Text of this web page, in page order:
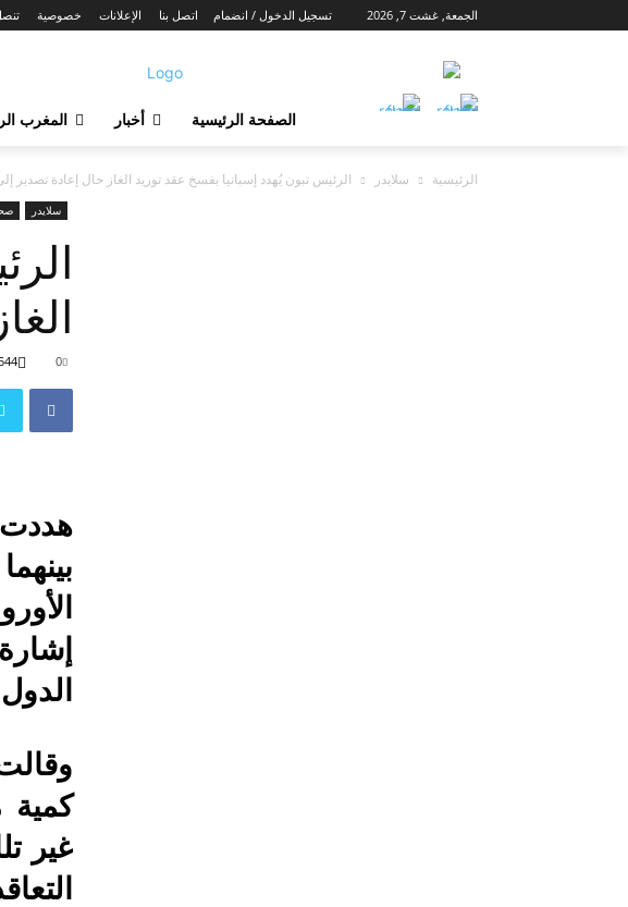
الجمعة, غشت 7, 2026 تسجيل الدخول / انضمام خصوصية الإعلانات اتصل بنا
الصفحة الرئيسية أخبار المغرب
الرئيسية سلايدر الرئيس تبون يُهدد إسبانيا بفسخ عقد توريد الغاز حال إعادة تصدير
سلايدر
0
هددت
كمية
غير